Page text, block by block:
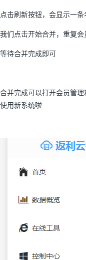
点击刷新按钮，会显示一
我们点击开始合并，重复
等待合并完成即可
合并完成可以打开会员管
使用新系统啦